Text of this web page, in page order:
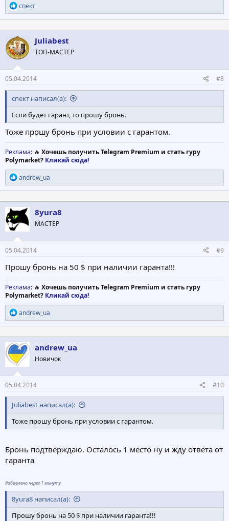
Р
е
а
к
ц
и
и
:
спект
Juliabest
ТОП-МАСТЕР
05.04.2014 #8
спект написал(а):
Если будет гарант, то прошу бронь.
Тоже прошу бронь при условии с гарантом.
Реклама: 🔥 Хочешь получить Telegram Premium и стать гуру
Polymarket? Кликай сюда!
Р
е
а
к
ц
и
:
andrew_ua
8yura8
МАСТЕР
05.04.2014 #9
Прошу бронь на 50 $ при наличии гаранта!!!
Реклама: 🔥 Хочешь получить Telegram Premium и стать гуру
Polymarket? Кликай сюда!
Р
е
а
к
ц
и
и
:
andrew_ua
andrew_ua
Новичок
05.04.2014 #10
Juliabest написал(а):
Тоже прошу бронь при условии с гарантом.
Бронь подтверждаю. Осталось 1 место ну и жду ответа от
гаранта
добавлено через 1 минуту
8yura8 написал(а):
Прошу бронь на 50 $ при наличии гаранта!!!